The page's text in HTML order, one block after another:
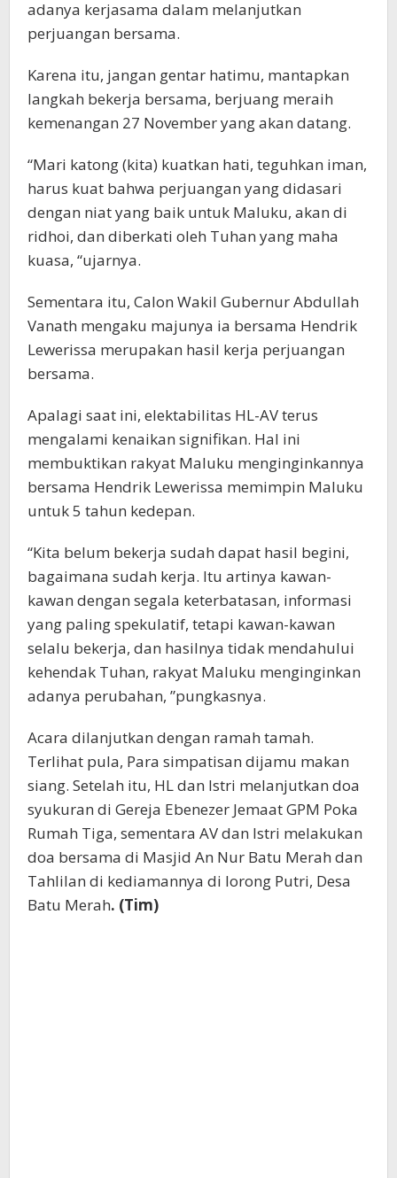
adanya kerjasama dalam melanjutkan
perjuangan bersama.
Karena itu, jangan gentar hatimu, mantapkan
langkah bekerja bersama, berjuang meraih
kemenangan 27 November yang akan datang.
“Mari katong (kita) kuatkan hati, teguhkan iman,
harus kuat bahwa perjuangan yang didasari
dengan niat yang baik untuk Maluku, akan di
ridhoi, dan diberkati oleh Tuhan yang maha
kuasa, “ujarnya.
Sementara itu, Calon Wakil Gubernur Abdullah
Vanath mengaku majunya ia bersama Hendrik
Lewerissa merupakan hasil kerja perjuangan
bersama.
Apalagi saat ini, elektabilitas HL-AV terus
mengalami kenaikan signifikan. Hal ini
membuktikan rakyat Maluku menginginkannya
bersama Hendrik Lewerissa memimpin Maluku
untuk 5 tahun kedepan.
“Kita belum bekerja sudah dapat hasil begini,
bagaimana sudah kerja. Itu artinya kawan-
kawan dengan segala keterbatasan, informasi
yang paling spekulatif, tetapi kawan-kawan
selalu bekerja, dan hasilnya tidak mendahului
kehendak Tuhan, rakyat Maluku menginginkan
adanya perubahan, ”pungkasnya.
Acara dilanjutkan dengan ramah tamah.
Terlihat pula, Para simpatisan dijamu makan
siang. Setelah itu, HL dan Istri melanjutkan doa
syukuran di Gereja Ebenezer Jemaat GPM Poka
Rumah Tiga, sementara AV dan Istri melakukan
doa bersama di Masjid An Nur Batu Merah dan
Tahlilan di kediamannya di lorong Putri, Desa
Batu Merah. (Tim)